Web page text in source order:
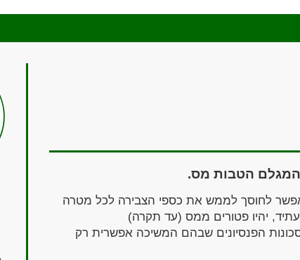
המגלם הטבות מס.
לחוסך לממש את כספי הצבירה לכל מטרה
בעתיד, יהיו פטורים ממס (עד תקרה)
הפנסיונים שבהם המשיכה אפשרית רק